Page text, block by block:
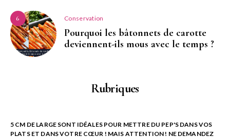
6 Conservation
Pourquoi les bâtonnets de carotte
deviennent-ils mous avec le temps ?
Rubriques
5 CM DE LARGE SONT IDÉALES POUR METTRE DU PEP'S DANS VOS
PLATS ET DANS VOTRE CŒUR ! MAIS ATTENTION ! NE DEMANDEZ